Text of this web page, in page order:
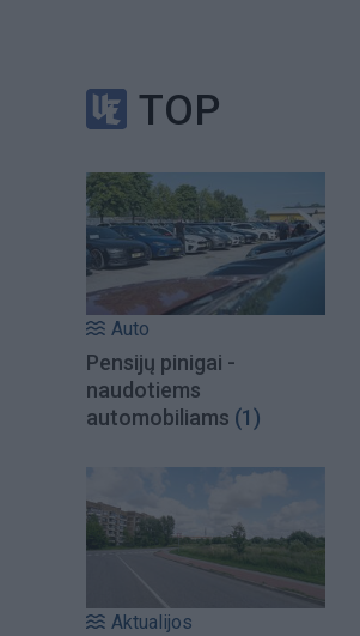
TOP
Auto
Pensijų pinigai -
naudotiems
automobiliams (1)
Aktualijos